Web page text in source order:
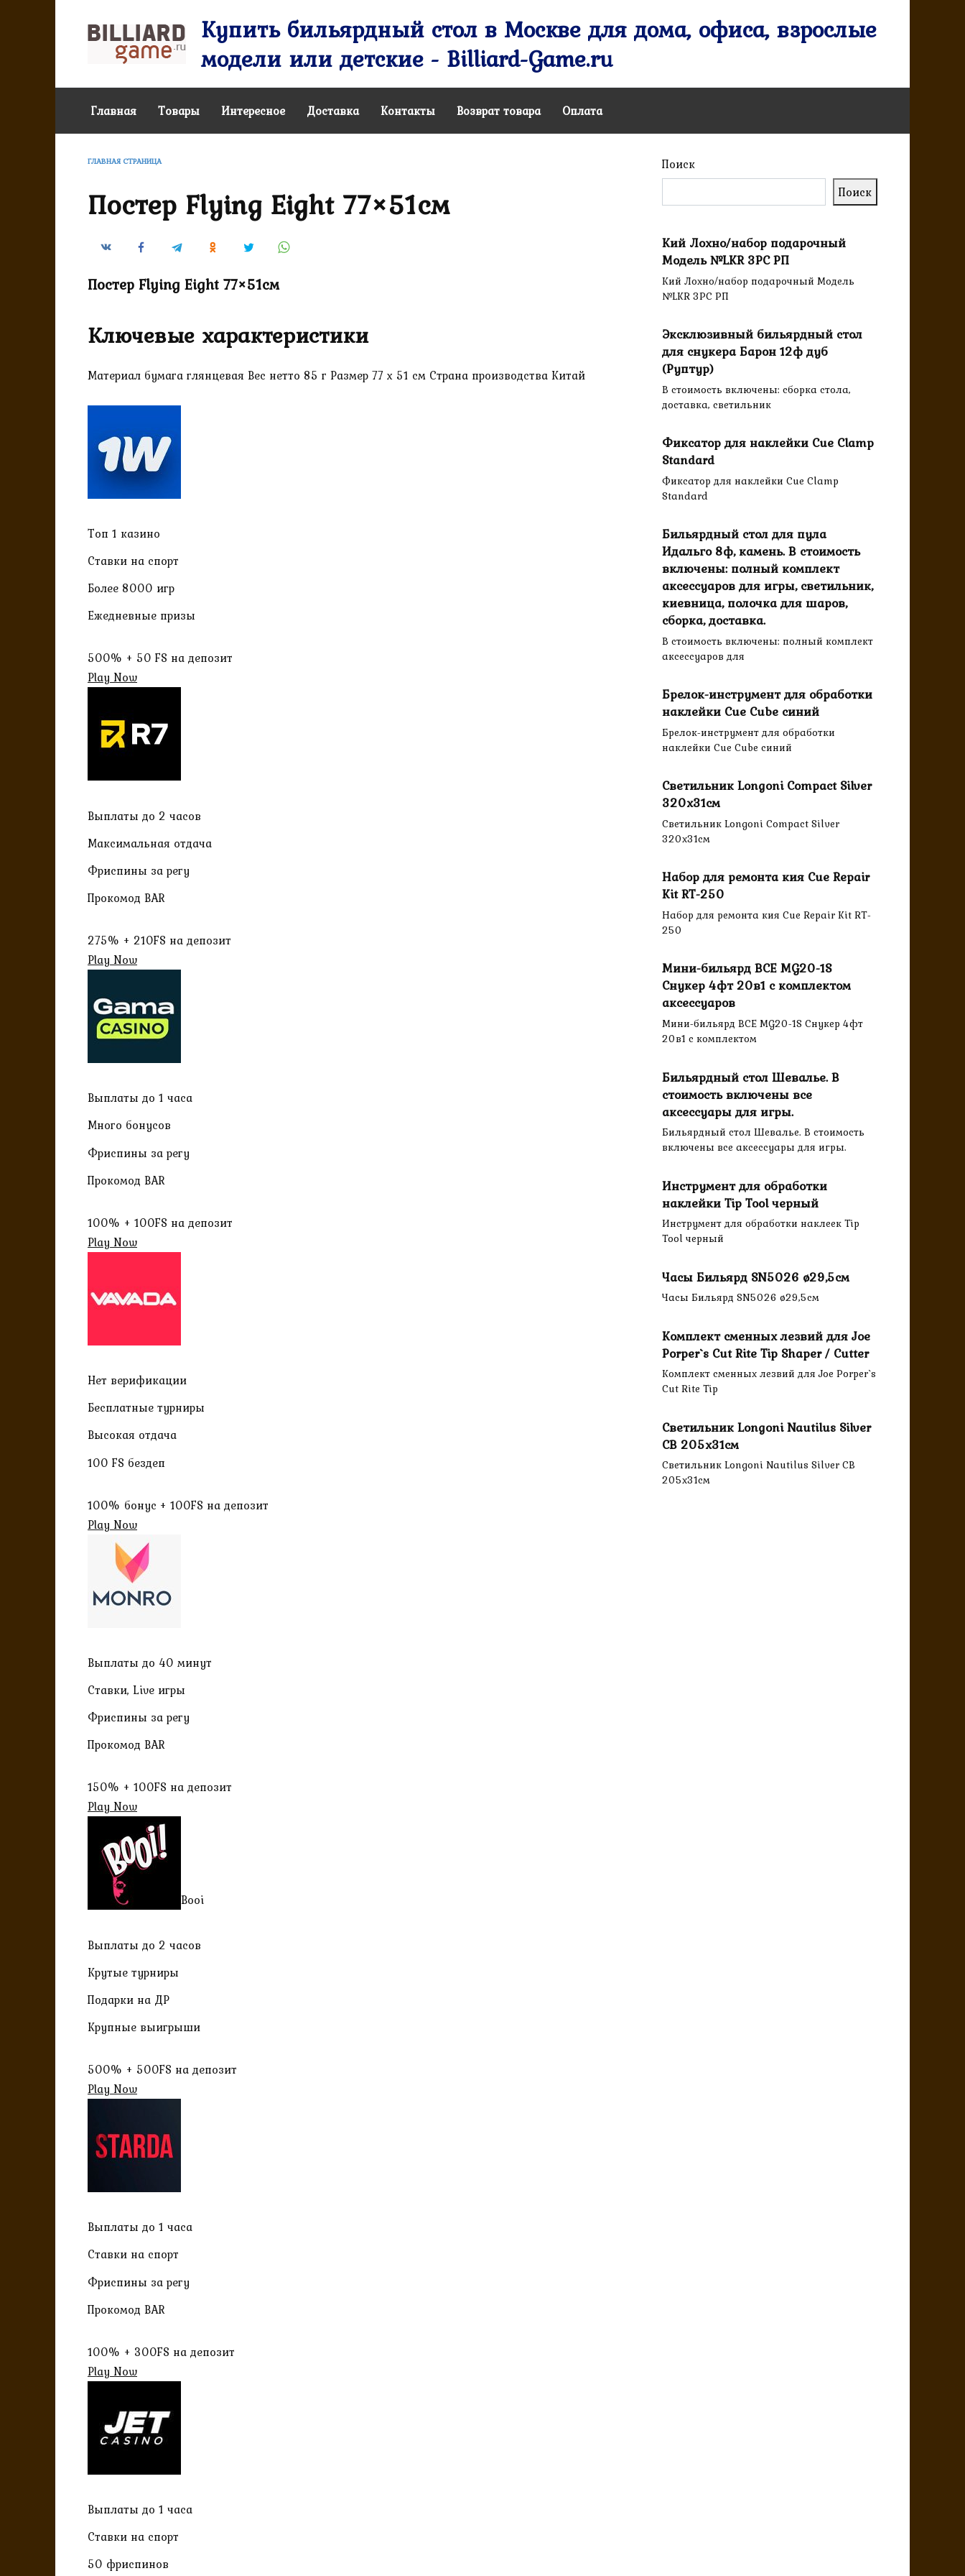
Купить бильярдный стол в Москве для дома, офиса, взрослые
модели или детские - Billiard-Game.ru
Главная Товары Интересное Доставка Контакты Возврат товара Оплата
ГЛАВНАЯ СТРАНИЦА
Постер Flying Eight 77×51cм
Постер Flying Eight 77×51cм
Ключевые характеристики
Материал бумага глянцевая Вес нетто 85 г Размер 77 х 51 см Страна производства Китай
Топ 1 казино
Ставки на спорт
Более 8000 игр
Ежедневные призы
500% + 50 FS на депозит
Play Now
Выплаты до 2 часов
Максимальная отдача
Фриспины за регу
Прокомод BAR
275% + 210FS на депозит
Play Now
Выплаты до 1 часа
Много бонусов
Фриспины за регу
Прокомод BAR
100% + 100FS на депозит
Play Now
Нет верификации
Бесплатные турниры
Высокая отдача
100 FS бездеп
100% бонус + 100FS на депозит
Play Now
Выплаты до 40 минут
Ставки, Live игры
Фриспины за регу
Прокомод BAR
150% + 100FS на депозит
Play Now
Booi
Выплаты до 2 часов
Крутые турниры
Подарки на ДР
Крупные выигрыши
500% + 500FS на депозит
Play Now
Выплаты до 1 часа
Ставки на спорт
Фриспины за регу
Прокомод BAR
100% + 300FS на депозит
Play Now
Выплаты до 1 часа
Ставки на спорт
50 фриспинов
Поиск
Поиск
Кий Лохно/набор подарочный
Модель №LKR 3PC РП
Кий Лохно/набор подарочный Модель
№LKR 3PC РП
Эксклюзивный бильярдный стол
для снукера Барон 12ф дуб
(Руптур)
В стоимость включены: сборка стола,
доставка, светильник
Фиксатор для наклейки Cue Clamp
Standard
Фиксатор для наклейки Cue Clamp
Standard
Бильярдный стол для пула
Идальго 8ф, камень. В стоимость
включены: полный комплект
аксессуаров для игры, светильник,
киевница, полочка для шаров,
сборка, доставка.
В стоимость включены: полный комплект
аксессуаров для
Брелок-инструмент для обработки
наклейки Cue Cube синий
Брелок-инструмент для обработки
наклейки Cue Cube синий
Светильник Longoni Compact Silver
320х31см
Светильник Longoni Compact Silver
320х31см
Набор для ремонта кия Cue Repair
Kit RT-250
Набор для ремонта кия Cue Repair Kit RT-
250
Мини-бильярд BCE MG20-1S
Снукер 4фт 20в1 с комплектом
аксессуаров
Мини-бильярд BCE MG20-1S Снукер 4фт
20в1 с комплектом
Бильярдный стол Шевалье. В
стоимость включены все
аксессуары для игры.
Бильярдный стол Шевалье. В стоимость
включены все аксессуары для игры.
Инструмент для обработки
наклейки Tip Tool черный
Инструмент для обработки наклеек Tip
Tool черный
Часы Бильярд SN5026 ø29,5см
Часы Бильярд SN5026 ø29,5см
Комплект сменных лезвий для Joe
Porper`s Cut Rite Tip Shaper / Cutter
Комплект сменных лезвий для Joe Porper`s
Cut Rite Tip
Светильник Longoni Nautilus Silver
CB 205х31см
Светильник Longoni Nautilus Silver CB
205х31см